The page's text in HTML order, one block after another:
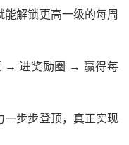
解锁更高一级的每周
→ 进奖励圈 → 赢得每
一步步登顶，真正实现